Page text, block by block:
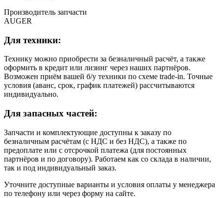
Производитель запчасти
AUGER
Для техники:
Технику можно приобрести за безналичный расчёт, а также
оформить в кредит или лизинг через наших партнёров.
Возможен приём вашей б/у техники по схеме trade-in. Точные
условия (аванс, срок, график платежей) рассчитываются
индивидуально.
Для запасных частей:
Запчасти и комплектующие доступны к заказу по
безналичным расчётам (с НДС и без НДС), а также по
предоплате или с отсрочкой платежа (для постоянных
партнёров и по договору). Работаем как со склада в наличии,
так и под индивидуальный заказ.
Уточните доступные варианты и условия оплаты у менеджера
по телефону или через форму на сайте.